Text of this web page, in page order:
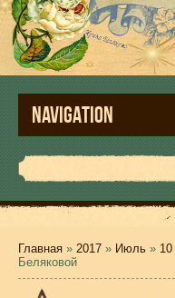
NAVIGATION
Главная » 2017 » Июль » 10
Беляковой